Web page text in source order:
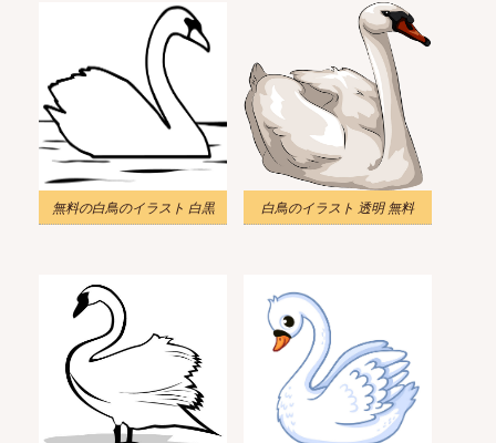
無料の白鳥のイラスト 白黒 白鳥のイラスト 透明 無料